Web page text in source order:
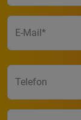
E-Mail
Telefon